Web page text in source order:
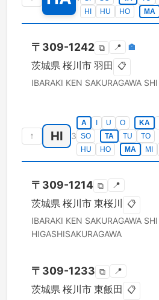
HI
HU HO MA
〒 309-1242 ⧉ 📍 🏣
茨城県 桜川市 羽田 📋
IBARAKI KEN SAKURAGAWA SHI
↑ HI 3
A U O KA
SO
TA TU TO
HU
HO MA MI
〒 309-1214 ⧉ 📍
茨城県 桜川市 東桜川 📋
IBARAKI KEN SAKURAGAWA SHI
HIGASHISAKURAGAWA
〒 309-1233 ⧉ 📍
茨城県 桜川市 東飯田 📋